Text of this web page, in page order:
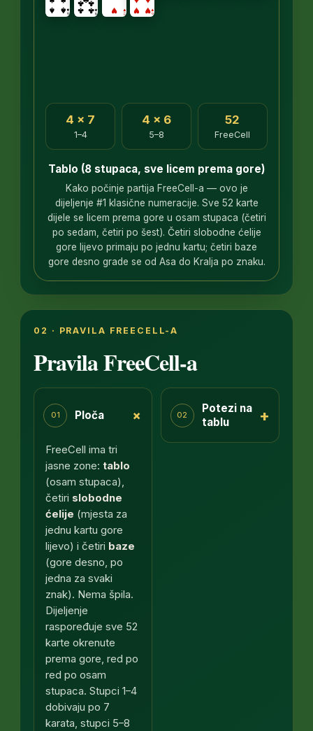
4 × 7
1–4
4 × 6
5–8
52
FreeCell
Tablo (8 stupaca, sve licem prema gore)
Kako počinje partija FreeCell-a — ovo je
dijeljenje #1 klasične numeracije. Sve 52 karte
dijele se licem prema gore u osam stupaca (četiri
po sedam, četiri po šest). Četiri slobodne ćelije
gore lijevo primaju po jednu kartu; četiri baze
gore desno grade se od Asa do Kralja po znaku.
02 · PRAVILA FREECELL-A
Pravila FreeCell-a
01 Ploča +
FreeCell ima tri
jasne zone:tablo
(osam stupaca),
četiri slobodne
ćelije (mjesta za
jednu kartu gore
lijevo) i četiri baze
(gore desno, po
jedna za svaki
znak). Nema špila.
Dijeljenje
raspoređuje sve 52
karte okrenute
prema gore, red po
red po osam
stupaca. Stupci 1–4
dobivaju po 7
karata, stupci 5–8
02
Potezi na
tablu
+